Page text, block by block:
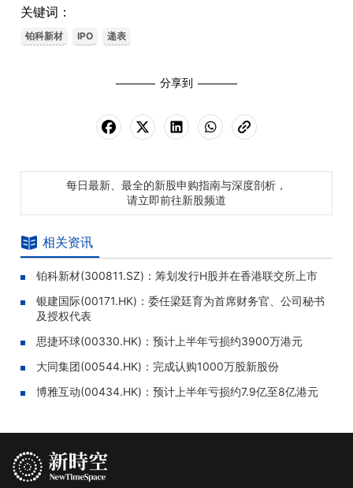
关键词：
铂科新材 IPO 递表
分享到
每日最新、最全的新股申购指南与深度剖析，
请立即前往新股频道
相关资讯
铂科新材(300811.SZ)：筹划发行H股并在香港联交所上市
银建国际(00171.HK)：委任梁廷育为首席财务官、公司秘书
及授权代表
思捷环球(00330.HK)：预计上半年亏损约3900万港元
大同集团(00544.HK)：完成认购1000万股新股份
博雅互动(00434.HK)：预计上半年亏损约7.9亿至8亿港元